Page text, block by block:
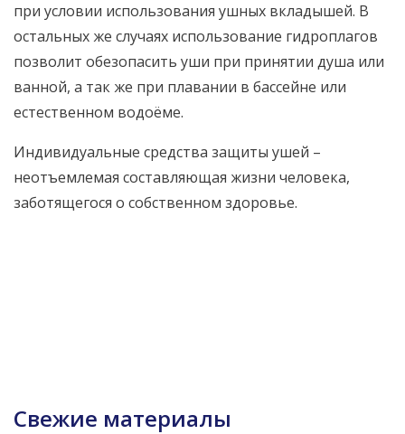
при условии использования ушных вкладышей. В
остальных же случаях использование гидроплагов
позволит обезопасить уши при принятии душа или
ванной, а так же при плавании в бассейне или
естественном водоёме.
Индивидуальные средства защиты ушей –
неотъемлемая составляющая жизни человека,
заботящегося о собственном здоровье.
Свежие материалы